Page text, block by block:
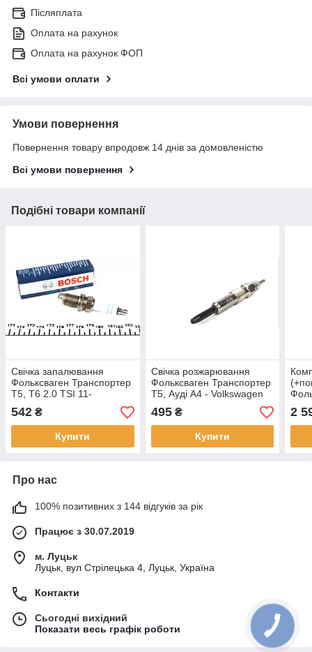
Післяплата
Оплата на рахунок
Оплата на рахунок ФОП
Всі умови оплати
Умови повернення
Повернення товару впродовж 14 днів за домовленістю
Всі умови повернення
Подібні товари компанії
Свічка запалювання
Фольксваген Транспортер
Т5, T6 2.0 TSI 11-
542 ₴
Купити
Свічка розжарювання
Фольксваген Транспортер
Т5, Ауді А4 - Volkswagen
Transporter T5, Audi А4 -
1.9- 2.5TDI
495₴
Купити
3,
2
Про нас
100% позитивних з 144 відгуків за рік
Працює з 30.07.2019
м. Луцьк
Луцьк, вул Стрілецька 4, Луцьк, Україна
Контакти
Сьогодні вихідний
Показати весь графік роботи